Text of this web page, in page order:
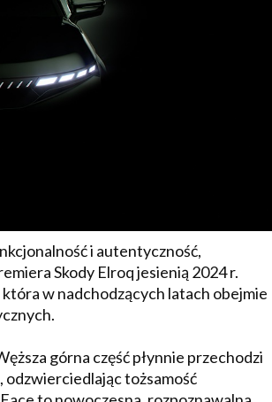
i autentyczność,
Skody Elroq jesienią 2024 r.
w nadchodzących latach obejmie
górna część płynnie przechodzi
odzwierciedlając tożsamość